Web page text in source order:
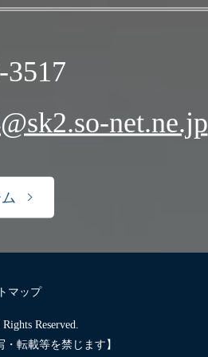
net.ne.jp
マップ
Reserved.
転載等を禁じます】